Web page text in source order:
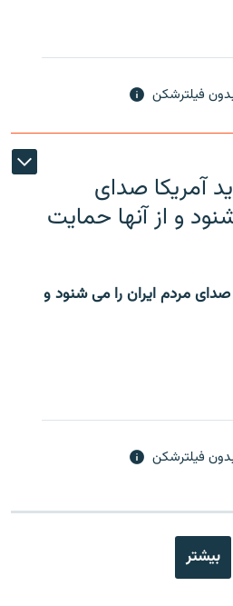
فیلترشکن
آمریکا صدای
و از آنها حمایت
صدای مردم ایران را می شنود و
فیلترشکن
بیشتر